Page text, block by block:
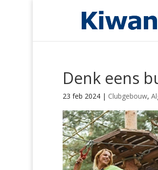
Denk eens
23 feb 2024| Clubgebouw,